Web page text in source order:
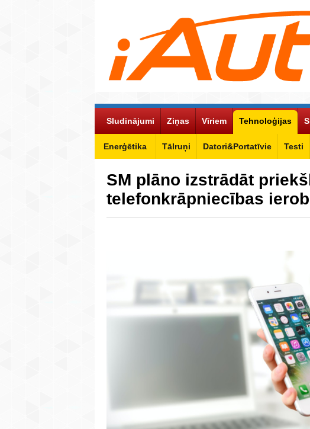
Sludinājumi Ziņas Vīriem Tehnoloģijas
Enerģētika Tālruņi Datori&Portatīvie Testi
SM plāno izstrādāt
telefonkrāpniecības